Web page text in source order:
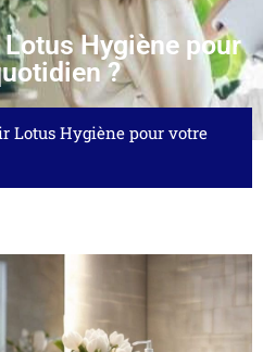
Hygiène pour
?
Lotus Hygiène pour votre